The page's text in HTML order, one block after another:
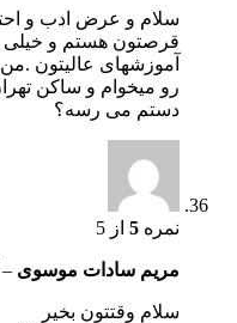
سلام و عرض ادب و
قرصتون هستم و خیلی
آموزشهای عالیتون
رو میخوام و ساکن
دستم می رسه؟
نمره 5 از 5
مریم سادات موسوی –
سلام وقتتون بخیر